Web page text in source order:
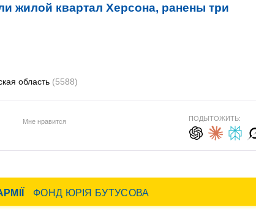
жилой квартал Херсона, ранены три
область (5588)
Мне нравится ПОДЫТОЖИТЬ: